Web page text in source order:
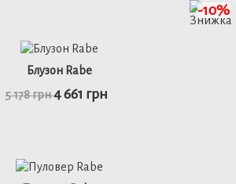
46 48 52
Блузон Rabe
5 178 грн4 661 грн
-10%